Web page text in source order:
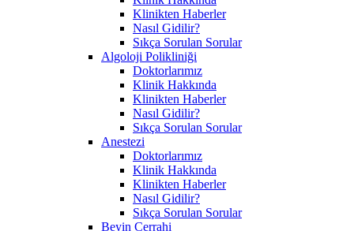
Klinikten Haberler
Nasıl Gidilir?
Sıkça Sorulan Sorular
Algoloji Polikliniği
Doktorlarımız
Klinik Hakkında
Klinikten Haberler
Nasıl Gidilir?
Sıkça Sorulan Sorular
Anestezi
Doktorlarımız
Klinik Hakkında
Klinikten Haberler
Nasıl Gidilir?
Sıkça Sorulan Sorular
Beyin Cerrahi